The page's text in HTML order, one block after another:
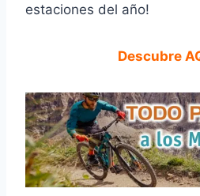
estaciones del año!
Descubre